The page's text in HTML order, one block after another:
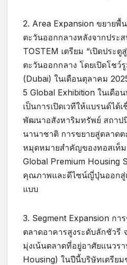
2. Area Expansion ขยายพื้
ตะวันออกกลางหลังจากประส
TOSTEM เตรียม “เปิดประ
ตะวันออกกลาง โดยเปิดโชว์
(Dubai) ในเดือนตุลาคม
5 Global Exhibition ในเดือ
เป็นการเปิดเวทีให้แบรนด์ได้
พัฒนาอสังหาริมทรัพย์ สถาป
นานาชาติ การขยายสู่ตลาด
หมุดหมายสำคัญของทอสเท็ม
Global Premium Housing
คุณภาพและดีไซน์ญี่ปุ่นออกสู่
แบบ
3. Segment Expansion กา
ตลาดอาคารสูงระดับลักชัวรี
มุ่งเน้นตลาดที่อยู่อาศัยแนวร
Housing) ในปีนี้บริษัทเตรียม